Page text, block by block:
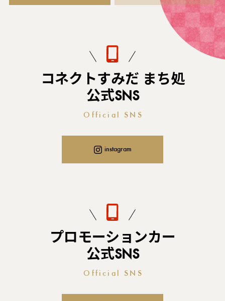
コネクトすみだ まち処
公式SNS
Official SNS
instagram
プロモーションカー
公式SNS
Official SNS